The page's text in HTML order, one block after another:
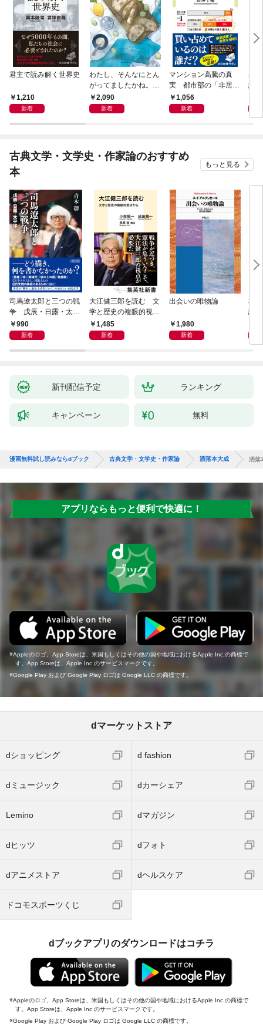
君主で読み解く世界史
1,210
新着
わたし、そんなにとん
がってましたかね。
獅子座、Ａ型、丙午は
めぐる
2,090
新着
マンション高騰の真
実 都市部の「非居住
化」が街を壊す
1,056
新着
私
紀
古典文学・文学史・作家論のおすすめ
本
もっと見る
司馬遼太郎と三つの戦
争 戊辰・日露・太平
洋990
新着
大江健三郎を読む 文
学と歴史の複眼的視点
から1,485
新着
出会いの唯物論
1,980
新着
本
話）
新刊配信予定 ランキング
キャンペーン 無料
漫画無料試し読みならdブック 古典文学・文学史・作家論 洒落本大成 洒落
アプリならもっと便利で快適に！
Appleのロゴ、App Storeは、米国もしくはその他の国や地域におけるApple Inc.の商標で
す。App Storeは、Apple Inc.のサービスマークです。
Google Play および Google Play ロゴは Google LLC の商標です。
dマーケットストア
dショッピング d fashion
dミュージック dカーシェア
Lemino dマガジン
dヒッツ dフォト
dアニメストア dヘルスケア
ドコモスポーツくじ
dブックアプリのダウンロードはコチラ
Appleのロゴ、App Storeは、米国もしくはその他の国や地域におけるApple Inc.の商標で
す。App Storeは、Apple Inc.のサービスマークです。
Google Play および Google Play ロゴは Google LLC の商標です。